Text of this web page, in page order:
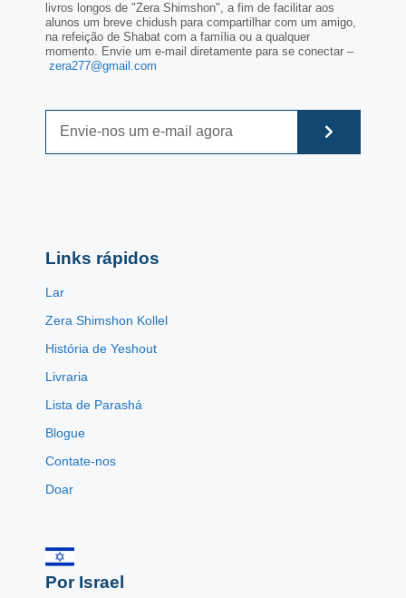
livros longos de "Zera Shimshon", a fim de facilitar aos
alunos um breve chidush para compartilhar com um amigo,
na refeição de Shabat com a família ou a qualquer
momento. Envie um e-mail diretamente para se conectar –
zera277@gmail.com
Links rápidos
Lar
Zera Shimshon Kollel
História de Yeshout
Livraria
Lista de Parashá
Blogue
Contate-nos
Doar
Por Israel